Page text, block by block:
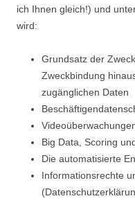
ich Ihnen gleich!) und
wird:
Grundsatz der
Zweckbindung
zugänglichen Daten
Big Data, Scoring
Die automatisierte
Informationsrechte